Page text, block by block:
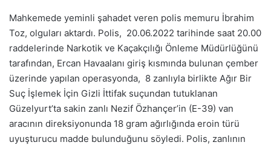
Mahkemede yeminli şahadet veren polis memuru İbrahim
Toz, olguları aktardı. Polis, 20.06.2022 tarihinde saat 20.00
raddelerinde Narkotik ve Kaçakçılığı Önleme Müdürlüğünü
tarafından, Ercan Havaalanı giriş kısmında bulunan çember
üzerinde yapılan operasyonda, 8 zanlıyla birlikte Ağır Bir
Suç İşlemek İçin Gizli İttifak suçundan tutuklanan
Güzelyurt’ta sakin zanlı Nezif Özhançer’in (E-39) van
aracının direksiyonunda 18 gram ağırlığında eroin türü
uyuşturucu madde bulunduğunu söyledi. Polis, zanlının